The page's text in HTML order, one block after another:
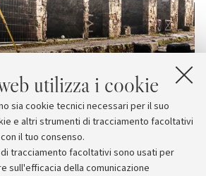
utilizza i cookie
sia cookie tecnici necessari per il suo
e altri strumenti di tracciamento facoltativi
il tuo consenso.
tracciamento facoltativi sono usati per
sull'efficacia della comunicazione